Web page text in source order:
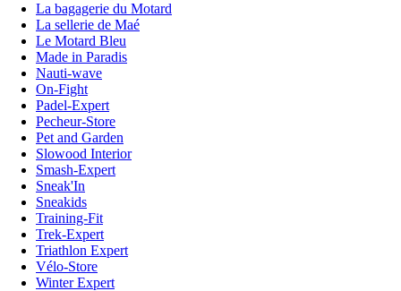
La bagagerie du Motard
La sellerie de Maé
Le Motard Bleu
Made in Paradis
Nauti-wave
On-Fight
Padel-Expert
Pecheur-Store
Pet and Garden
Slowood Interior
Smash-Expert
Sneak'In
Sneakids
Training-Fit
Trek-Expert
Triathlon Expert
Vélo-Store
Winter Expert